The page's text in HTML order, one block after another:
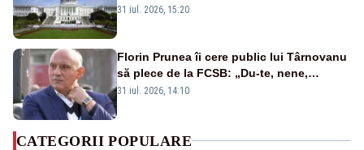
începând cu 8 august
31 iul. 2026, 15:20
Florin Prunea îi cere public lui Târnovanu
să plece de la FCSB: „Du-te, nene,
învârtindu-te!”
31 iul. 2026, 14:10
CATEGORII POPULARE